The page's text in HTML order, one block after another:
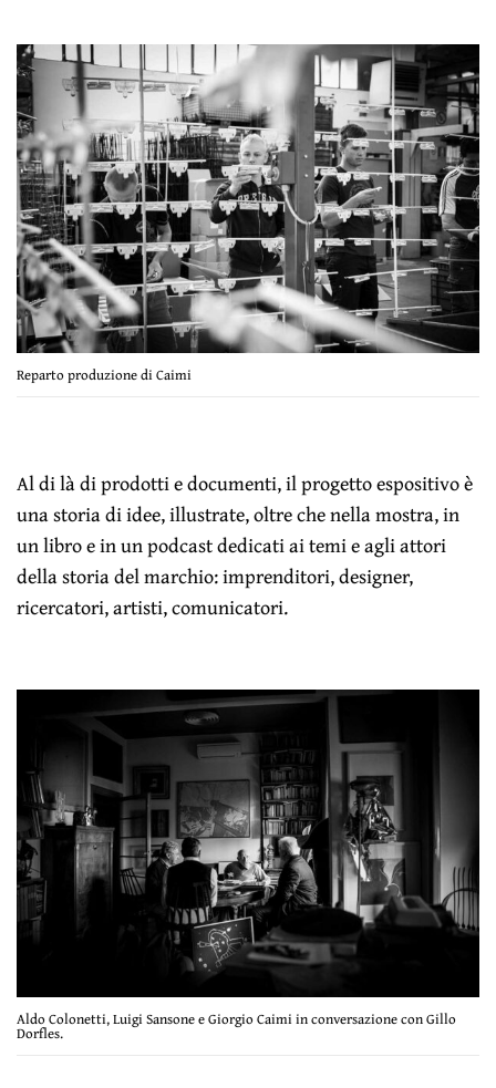
Reparto produzione di Caimi
Al di là di prodotti e documenti, il progetto espositivo è
una storia di idee, illustrate, oltre che nella mostra, in
un libro e in un podcast dedicati ai temi e agli attori
della storia del marchio: imprenditori, designer,
ricercatori, artisti, comunicatori.
Aldo Colonetti, Luigi Sansone e Giorgio Caimi in conversazione con Gillo
Dorfles.